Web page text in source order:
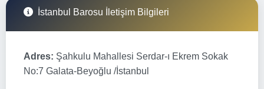
İstanbul Barosu İletişim Bilgileri
Adres: Şahkulu Mahallesi Serdar-ı Ekrem Sokak
No:7 Galata-Beyoğlu /İstanbul